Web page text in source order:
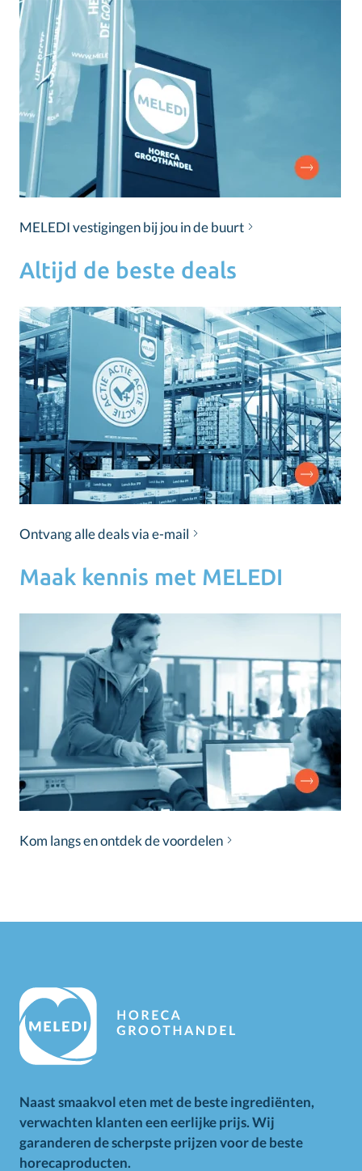
MELEDI vestigingen bij jou in de buurt
Altijd de beste deals
Ontvang alle deals via e-mail
Maak kennis met MELEDI
Kom langs en ontdek de voordelen
Naast smaakvol eten met de beste ingrediënten,
verwachten klanten een eerlijke prijs. Wij
garanderen de scherpste prijzen voor de beste
horecaproducten.